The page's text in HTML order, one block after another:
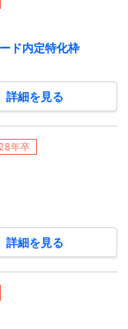
ド内定特化枠
詳細を見る
年卒
詳細を見る